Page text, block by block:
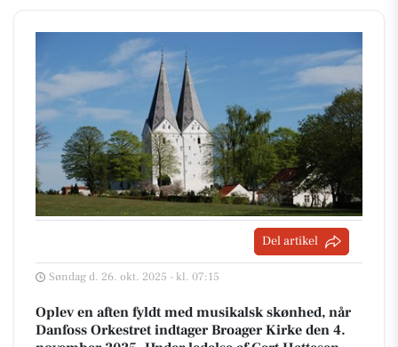
Del artikel
Søndag d. 26. okt. 2025 - kl. 07:15
Oplev en aften fyldt med musikalsk skønhed, når
Danfoss Orkestret indtager Broager Kirke den 4.